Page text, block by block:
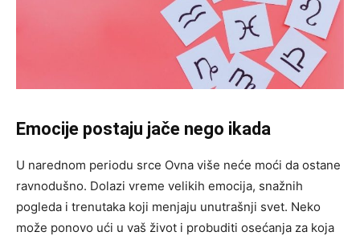
Emocije postaju jače nego ikada
U narednom periodu srce Ovna više neće moći da ostane
ravnodušno. Dolazi vreme velikih emocija, snažnih
pogleda i trenutaka koji menjaju unutrašnji svet. Neko
može ponovo ući u vaš život i probuditi osećanja za koja